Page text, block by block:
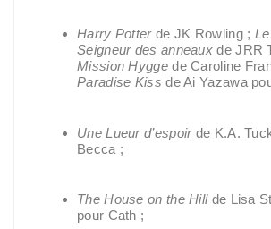
Harry Potterde JK Rowling ; Le
Seigneur des anneaux de JRR
Mission Hyggede Caroline
Paradise Kissde Ai Yazawa
Une Lueur d’espoirde K.A.
Becca ;
The House on the Hill de Lisa
pour Cath ;